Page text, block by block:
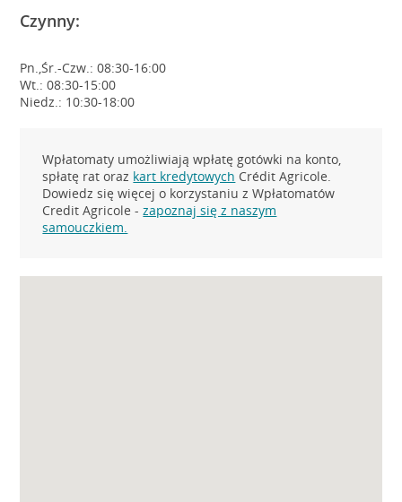
Czynny:
Pn.,Śr.-Czw.: 08:30-16:00
Wt.: 08:30-15:00
Niedz.: 10:30-18:00
Wpłatomaty umożliwiają wpłatę gotówki na konto,
spłatę rat oraz kart kredytowych Crédit Agricole.
Dowiedz się więcej o korzystaniu z Wpłatomatów
Credit Agricole -zapoznaj się z naszym
samouczkiem.